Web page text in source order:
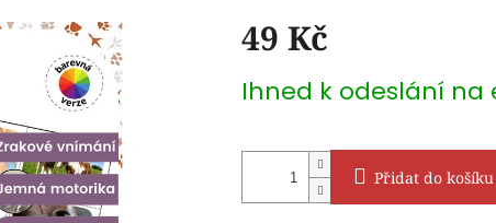
49 Kč
cena:
Ihned k odeslání na
Přidat do košíku